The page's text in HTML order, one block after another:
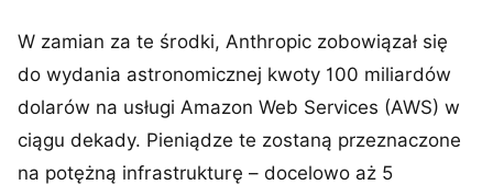
W zamian za te środki, Anthropic zobowiązał się
do wydania astronomicznej kwoty 100 miliardów
dolarów na usługi Amazon Web Services (AWS) w
ciągu dekady. Pieniądze te zostaną przeznaczone
na potężną infrastrukturę – docelowo aż 5